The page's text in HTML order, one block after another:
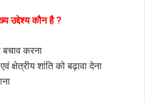
उद्देश्य कौन है ?
बचाव करना
क्षेत्रीय शांति को बढ़ावा देना